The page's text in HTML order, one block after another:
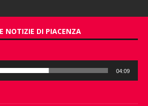
NOTIZIE DI PIACENZA
04:09